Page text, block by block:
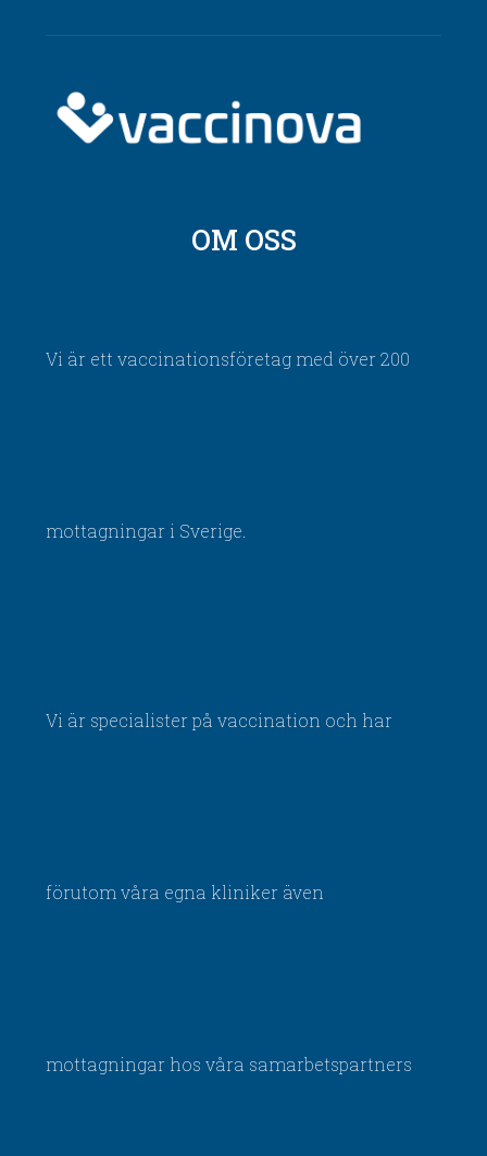
OM OSS
Vi är ett vaccinationsföretag med över 200
mottagningar i Sverige.
Vi är specialister på vaccination och har
förutom våra egna kliniker även
mottagningar hos våra samarbetspartners